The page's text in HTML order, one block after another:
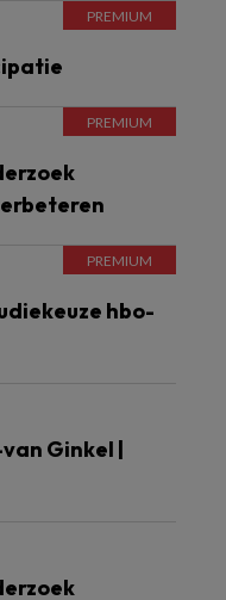
hbo-
Ginkel |